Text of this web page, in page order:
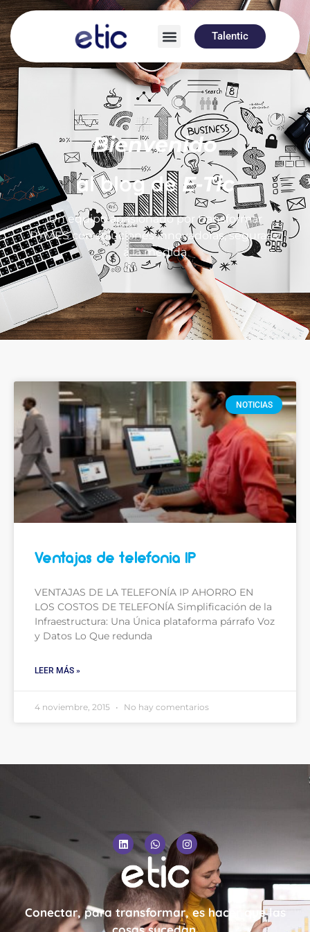
Talentic
Bienvenido
al blog deE-Tic
Un equipo apasionado por transformar
PYMES con soluciones innovadoras, seguras y
a la medida
NOTICIAS
Ventajas de telefonia IP
VENTAJAS DE LA TELEFONÍA IP AHORRO EN
LOS COSTOS DE TELEFONÍA Simplificación de la
Infraestructura: Una Única plataforma párrafo Voz
y Datos Lo Que redunda
LEER MÁS »
4 noviembre, 2015 No hay comentarios
Conectar, para transformar, es hacer que las